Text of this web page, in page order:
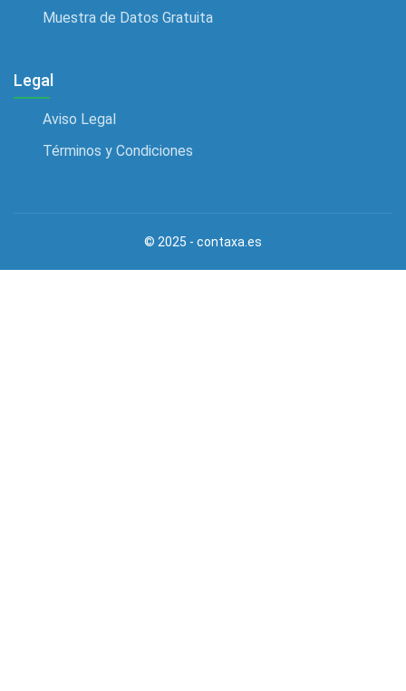
Agente inmobiliario
Agricultores
Muestra de Datos Gratuita
Legal
Aviso Legal
Términos y Condiciones
© 2025 - contaxa.es